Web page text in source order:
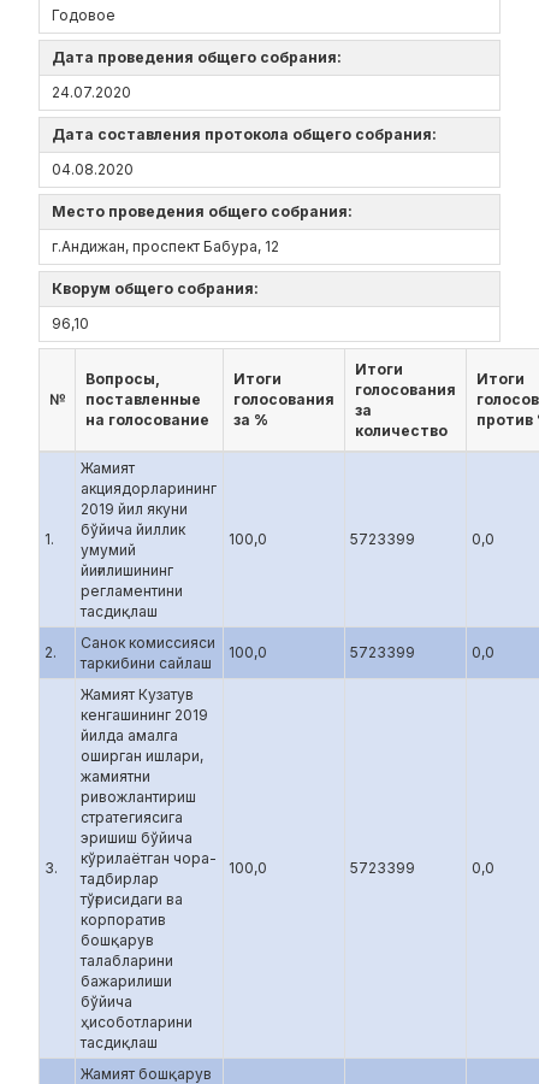
Годовое
Дата проведения общего собрания:
24.07.2020
Дата составления протокола общего собрания:
04.08.2020
Место проведения общего собрания:
г.Андижан, проспект Бабура, 12
Кворум общего собрания:
96,10
№
Вопросы,
поставленные
на голосование
Итоги
голосования
за %
Итоги
голосования
за
количество
Итоги
против
1.
Жамият
акциядорларининг
2019 йил якуни
бўйича йиллик
умумий
йиғилишининг
регламентини
тасдиқлаш
100,0 5723399 0,0
2.
Санок комиссияси
таркибини сайлаш
100,0 5723399 0,0
3.
Жамият Кузатув
кенгашининг 2019
йилда амалга
оширган ишлари,
жамиятни
ривожлантириш
стратегиясига
эришиш бўйича
кўрилаётган чора-
тадбирлар
тўғрисидаги ва
корпоратив
бошқарув
талабларини
бажарилиши
бўйича
ҳисоботларини
тасдиқлаш
100,0 5723399 0,0
Жамият бошқарув